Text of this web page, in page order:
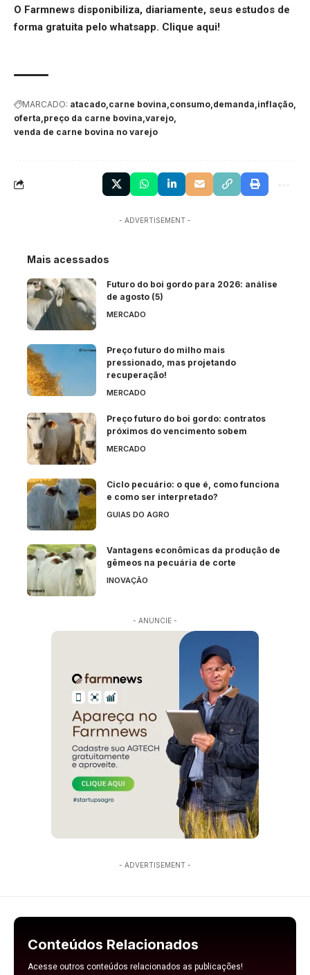
O Farmnews disponibiliza, diariamente, seus estudos de
forma gratuita pelo whatsapp. Clique aqui!
MARCADO: atacado carne bovina consumo demanda inflação
oferta preço da carne bovina varejo
venda de carne bovina no varejo
- ADVERTISEMENT -
Mais acessados
Futuro do boi gordo para 2026: análise
de agosto (5)
MERCADO
Preço futuro do milho mais
pressionado, mas projetando
recuperação!
MERCADO
Preço futuro do boi gordo: contratos
próximos do vencimento sobem
MERCADO
Ciclo pecuário: o que é, como funciona
e como ser interpretado?
GUIAS DO AGRO
Vantagens econômicas da produção de
gêmeos na pecuária de corte
INOVAÇÃO
- ANUNCIE -
- ADVERTISEMENT -
Conteúdos Relacionados
Acesse outros conteúdos relacionados as publicações!